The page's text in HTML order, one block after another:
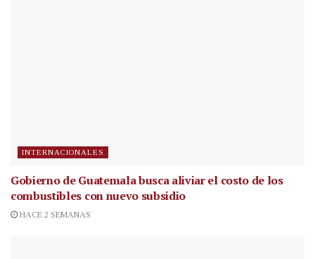
INTERNACIONALES
Gobierno de Guatemala busca aliviar el costo de los
combustibles con nuevo subsidio
HACE 2 SEMANAS